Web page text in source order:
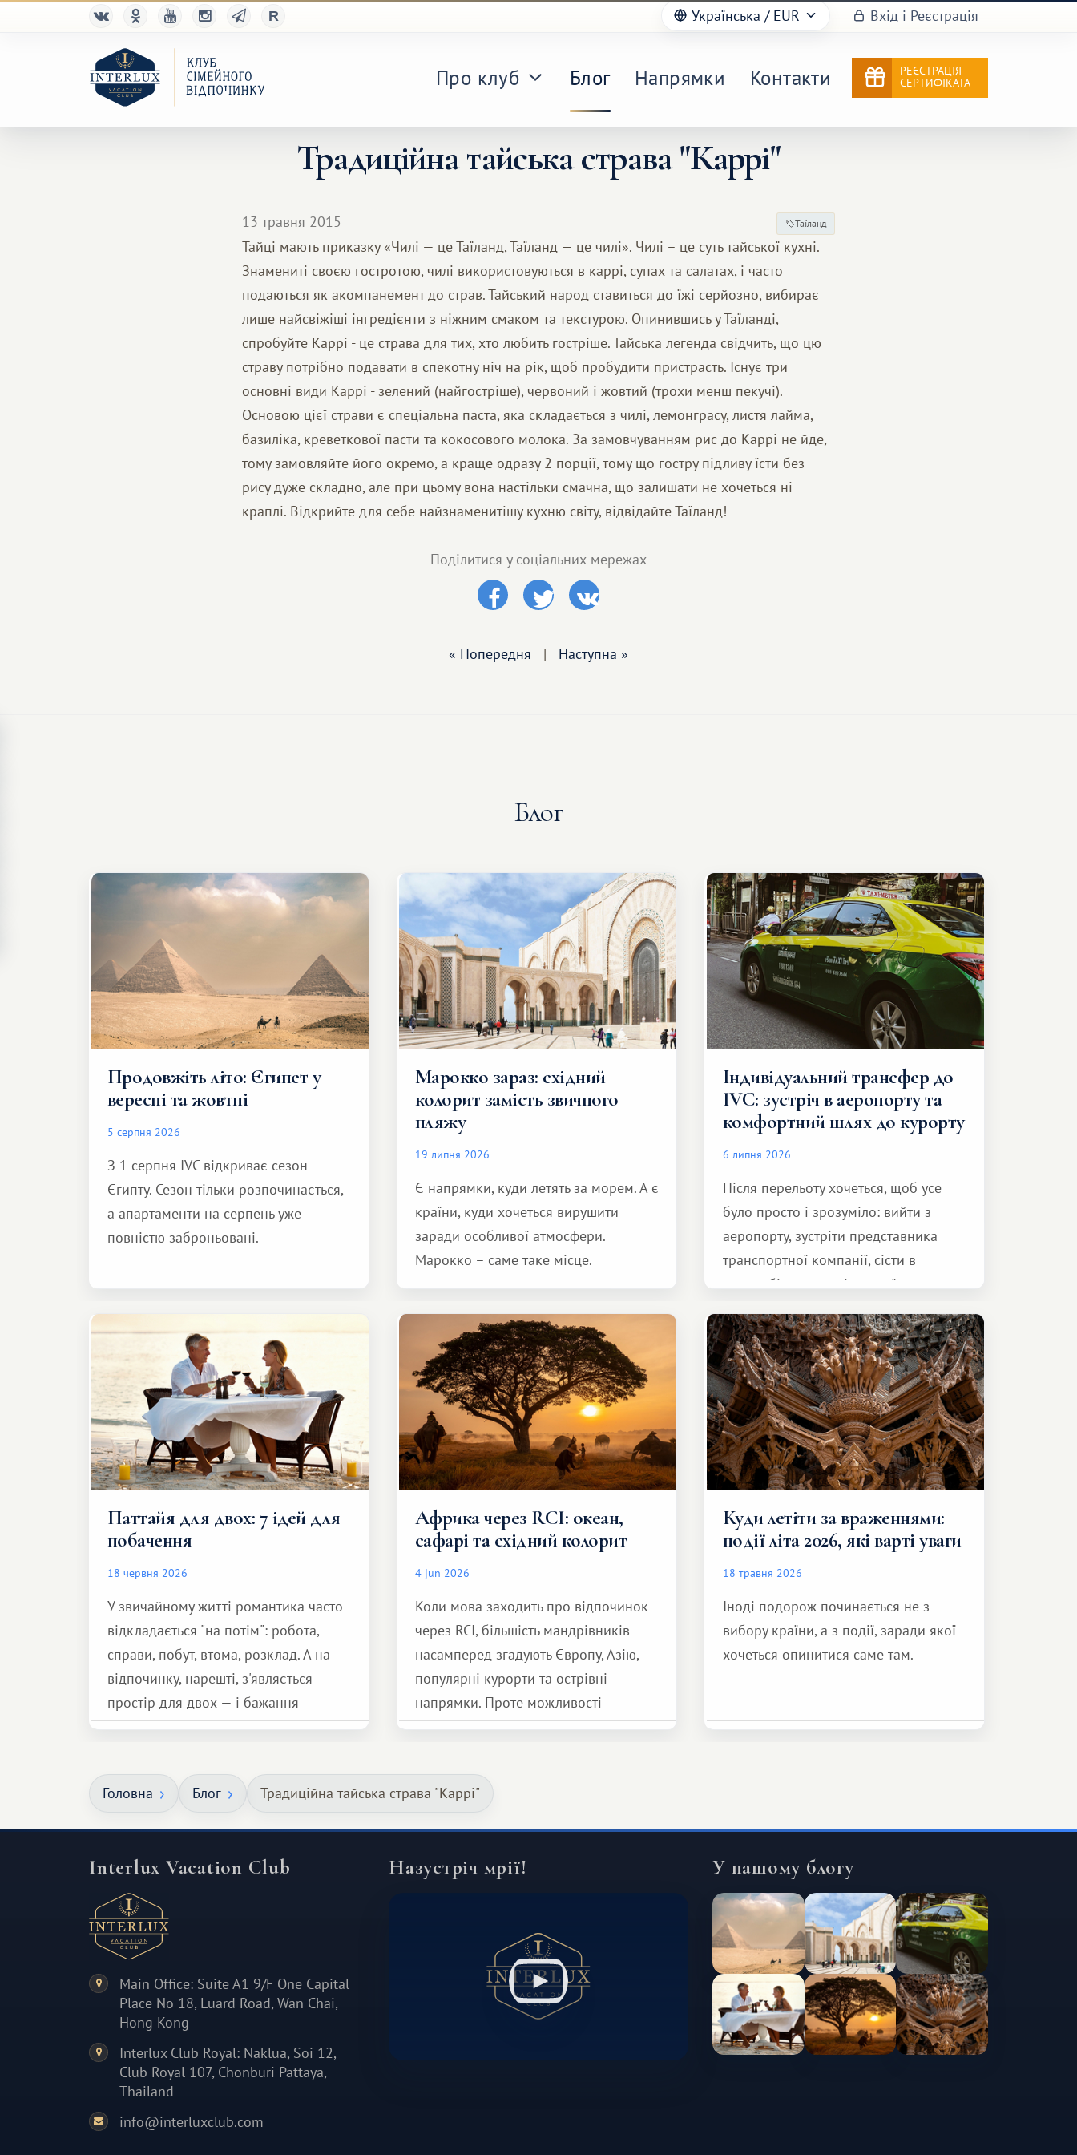
Українська / EUR Вхід і Реєстрація
Про клуб Блог Напрямки Контакти
РЕЄСТРАЦІЯ
СЕРТИФІКАТА
Традиційна тайська страва "Каррі"
13 травня 2015 Таїланд
Тайці мають приказку «Чилі — це Таїланд, Таїланд — це чилі». Чилі – це суть тайської кухні.
Знамениті своєю гостротою, чилі використовуються в каррі, супах та салатах, і часто
подаються як акомпанемент до страв. Тайський народ ставиться до їжі серйозно, вибирає
лише найсвіжіші інгредієнти з ніжним смаком та текстурою. Опинившись у Таїланді,
спробуйте Каррі - це страва для тих, хто любить гостріше. Тайська легенда свідчить, що цю
страву потрібно подавати в спекотну ніч на рік, щоб пробудити пристрасть. Існує три
основні види Каррі - зелений (найгостріше), червоний і жовтий (трохи менш пекучі).
Основою цієї страви є спеціальна паста, яка складається з чилі, лемонграсу, листя лайма,
базиліка, креветкової пасти та кокосового молока. За замовчуванням рис до Каррі не йде,
тому замовляйте його окремо, а краще одразу 2 порції, тому що гостру підливу їсти без
рису дуже складно, але при цьому вона настільки смачна, що залишати не хочеться ні
краплі. Відкрийте для себе найзнаменитішу кухню світу, відвідайте Таїланд!
Поділитися у соціальних мережах
« Попередня | Наступна »
Блог
Продовжіть літо: Єгипет у
вересні та жовтні
5 серпня 2026
З 1 серпня IVC відкриває сезон
Єгипту. Сезон тільки розпочинається,
а апартаменти на серпень уже
повністю заброньовані.
Марокко зараз: східний
колорит замість звичного
пляжу
19 липня 2026
Є напрямки, куди летять за морем. А є
країни, куди хочеться вирушити
заради особливої ​​атмосфери.
Марокко – саме таке місце.
Індивідуальний трансфер до
IVC: зустріч в аеропорту та
комфортний шлях до курорту
6 липня 2026
Після перельоту хочеться, щоб усе
було просто і зрозуміло: вийти з
аеропорту, зустріти представника
транспортної компанії, сісти в
автомобіль та спокійно доїхати до
Паттайя для двох: 7 ідей для
побачення
18 червня 2026
У звичайному житті романтика часто
відкладається "на потім": робота,
справи, побут, втома, розклад. А на
відпочинку, нарешті, з'являється
простір для двох — і бажання
зробити для близької людини щось
але тепле і незабутнє :)
Африка через RCI: океан,
сафарі та східний колорит
4 jun 2026
Коли мова заходить про відпочинок
через RCI, більшість мандрівників
насамперед згадують Європу, Азію,
популярні курорти та острівні
напрямки. Проте можливості
обмінної системи значно ширші.
який здатний подарувати зовсім
інший формат подорожі.
Куди летіти за враженнями:
події літа 2026, які варті уваги
18 травня 2026
Іноді подорож починається не з
вибору країни, а з події, заради якої
хочеться опинитися саме там.
Головна Блог Традиційна тайська страва "Каррі"
Interlux Vacation Club
Main Office: Suite A1 9/F One Capital
Place No 18, Luard Road, Wan Chai,
Hong Kong
Interlux Club Royal: Naklua, Soi 12,
Club Royal 107, Chonburi Pattaya,
Thailand
info@interluxclub.com
Назустріч мрії! У нашому блогу